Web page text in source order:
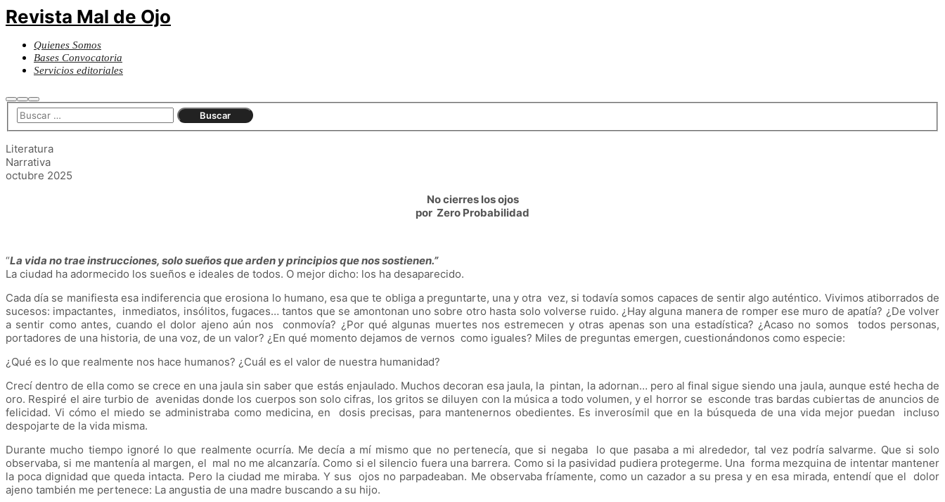
Revista Mal de Ojo
Quienes Somos
Bases Convocatoria
Servicios editoriales
Buscar
Más
información
Menú
principal
Literatura
Narrativa
octubre 2025
No cierres los ojos
por Zero Probabilidad
“La vida no trae instrucciones, solo sueños que arden y principios que nos sostienen.”
La ciudad ha adormecido los sueños e ideales de todos. O mejor dicho: los ha desaparecido.
Cada día se manifiesta esa indiferencia que erosiona lo humano, esa que te obliga a preguntarte, una y otra vez, si todavía somos capaces de sentir algo auténtico. Vivimos atiborrados de
sucesos: impactantes, inmediatos, insólitos, fugaces… tantos que se amontonan uno sobre otro hasta solo volverse ruido. ¿Hay alguna manera de romper ese muro de apatía? ¿De volver
a sentir como antes, cuando el dolor ajeno aún nos conmovía? ¿Por qué algunas muertes nos estremecen y otras apenas son una estadística? ¿Acaso no somos todos personas,
portadores de una historia, de una voz, de un valor? ¿En qué momento dejamos de vernos como iguales? Miles de preguntas emergen, cuestionándonos como especie:
¿Qué es lo que realmente nos hace humanos? ¿Cuál es el valor de nuestra humanidad?
Crecí dentro de ella como se crece en una jaula sin saber que estás enjaulado. Muchos decoran esa jaula, la pintan, la adornan… pero al final sigue siendo una jaula, aunque esté hecha de
oro. Respiré el aire turbio de avenidas donde los cuerpos son solo cifras, los gritos se diluyen con la música a todo volumen, y el horror se esconde tras bardas cubiertas de anuncios de
felicidad. Vi cómo el miedo se administraba como medicina, en dosis precisas, para mantenernos obedientes. Es inverosímil que en la búsqueda de una vida mejor puedan incluso
despojarte de la vida misma.
Durante mucho tiempo ignoré lo que realmente ocurría. Me decía a mí mismo que no pertenecía, que si negaba lo que pasaba a mi alrededor, tal vez podría salvarme. Que si solo
observaba, si me mantenía al margen, el mal no me alcanzaría. Como si el silencio fuera una barrera. Como si la pasividad pudiera protegerme. Una forma mezquina de intentar mantener
la poca dignidad que queda intacta. Pero la ciudad me miraba. Y sus ojos no parpadeaban. Me observaba fríamente, como un cazador a su presa y en esa mirada, entendí que el dolor
ajeno también me pertenece: La angustia de una madre buscando a su hijo.